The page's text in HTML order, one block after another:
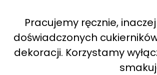
Pracujemy ręcznie,
doświadczonych
dekoracji. Korzystamy